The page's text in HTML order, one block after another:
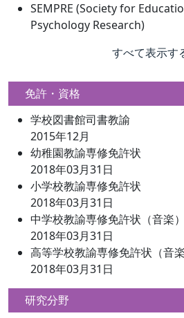
SEMPRE (Society for
Psychology Research)
すべて表示す
免許・資格
学校図書館司書教諭
2015年12月
幼稚園教諭専修免許状
2018年03月31日
小学校教諭専修免許状
2018年03月31日
中学校教諭専修免許状（音楽）
2018年03月31日
高等学校教諭専修免許状（音楽
2018年03月31日
研究分野